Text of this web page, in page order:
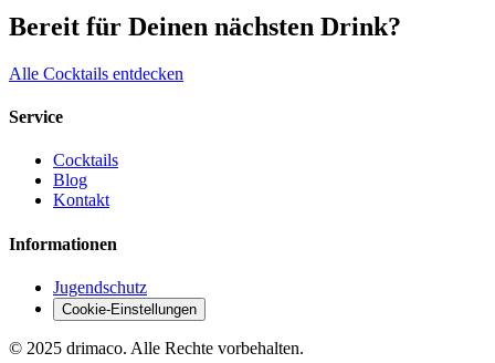
Bereit für Deinen nächsten Drink?
Alle Cocktails entdecken
Service
Cocktails
Blog
Kontakt
Informationen
Jugendschutz
Cookie-Einstellungen
© 2025 drimaco. Alle Rechte vorbehalten.